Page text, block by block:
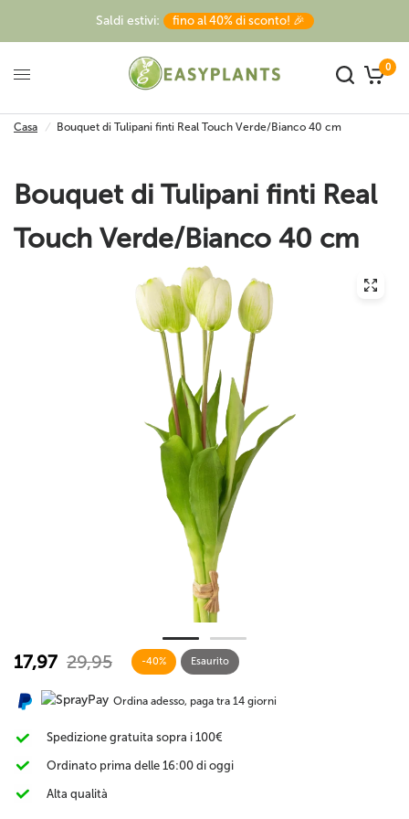
Saldi estivi: fino al 40% di sconto! 🎉
0
Casa / Bouquet di Tulipani finti Real Touch Verde/Bianco 40 cm
Bouquet di Tulipani finti Real
Touch Verde/Bianco 40 cm
17,97 29,95 -40% Esaurito
Ordina adesso, paga tra 14 giorni
Spedizione gratuita sopra i 100€
Ordinato prima delle 16:00 di oggi
Alta qualità